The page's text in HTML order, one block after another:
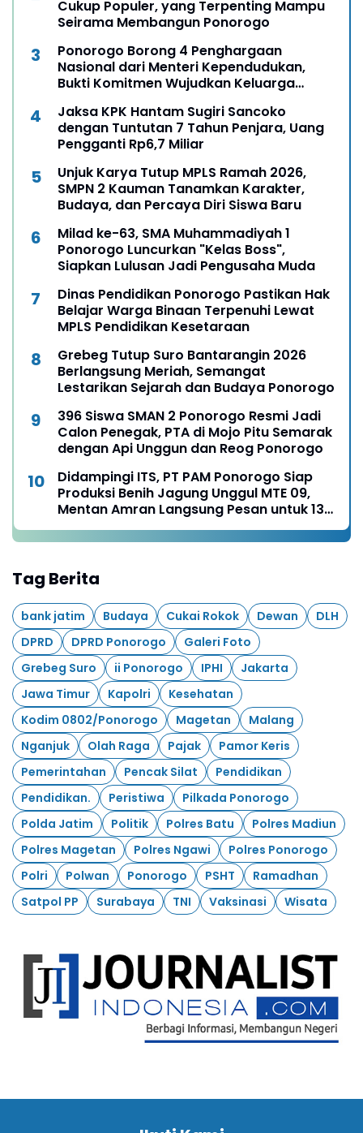
Cukup Populer, yang Terpenting Mampu
Seirama Membangun Ponorogo
Ponorogo Borong 4 Penghargaan
Nasional dari Menteri Kependudukan,
Bukti Komitmen Wujudkan Keluarga
Jaksa KPK Hantam Sugiri Sancoko
dengan Tuntutan 7 Tahun Penjara, Uang
Pengganti Rp6,7 Miliar
Unjuk Karya Tutup MPLS Ramah 2026,
SMPN 2 Kauman Tanamkan Karakter,
Budaya, dan Percaya Diri Siswa Baru
Milad ke-63, SMA Muhammadiyah 1
Ponorogo Luncurkan "Kelas Boss",
Siapkan Lulusan Jadi Pengusaha Muda
Dinas Pendidikan Ponorogo Pastikan Hak
Belajar Warga Binaan Terpenuhi Lewat
MPLS Pendidikan Kesetaraan
Grebeg Tutup Suro Bantarangin 2026
Berlangsung Meriah, Semangat
Lestarikan Sejarah dan Budaya Ponorogo
396 Siswa SMAN 2 Ponorogo Resmi Jadi
Calon Penegak, PTA di Mojo Pitu Semarak
dengan Api Unggun dan Reog Ponorogo
Didampingi ITS, PT PAM Ponorogo Siap
Produksi Benih Jagung Unggul MTE 09,
Mentan Amran Langsung Pesan untuk 13
Ribu Hektare
Tag Berita
bank jatim Budaya Cukai Rokok Dewan
DLH
DPRD
DPRD Ponorogo
Galeri Foto
Grebeg Suro
ii Ponorogo IPHI
Jakarta
Jawa Timur
Kapolri
Kesehatan
Kodim 0802/Ponorogo
Magetan
Malang
Nganjuk
Olah Raga Pajak
Pamor Keris
Pemerintahan
Pencak Silat
Pendidikan
Pendidikan.
Peristiwa
Pilkada Ponorogo
Polda Jatim
Politik Polres Batu
Polres Madiun
Polres Magetan
Polres Ngawi
Polres Ponorogo
Polri
Polwan Ponorogo PSHT
Ramadhan
Satpol PP
Surabaya TNI Vaksinasi Wisata